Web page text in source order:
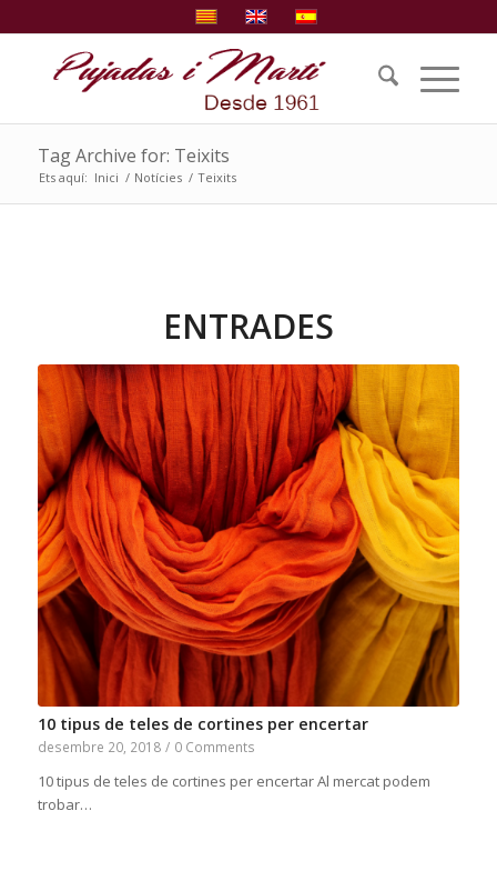
Tag Archive for: Teixits
Ets aquí: Inici / Notícies / Teixits
ENTRADES
10 tipus de teles de cortines per encertar
desembre 20, 2018 / 0 Comments
10 tipus de teles de cortines per encertar Al mercat podem
trobar…